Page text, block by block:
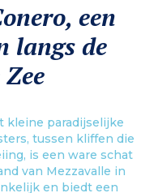
een
langs de
kleine paradijselijke
tussen kliffen die
is een ware schat
van Mezzavalle in
en biedt een